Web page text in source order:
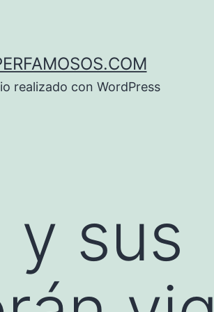
realizado con WordPress
y sus